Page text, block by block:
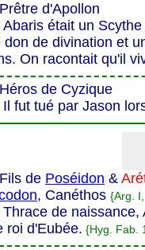
Prêtre d'Apollon
Abaris était un
don de divination et
On racontait qu'il
Héros de Cyzique
Il fut tué par Jason
Fils de Poséidon &
, Canéthos {Arg.
Thrace de naissance,
roi d'Eubée. {Hyg. Fab.